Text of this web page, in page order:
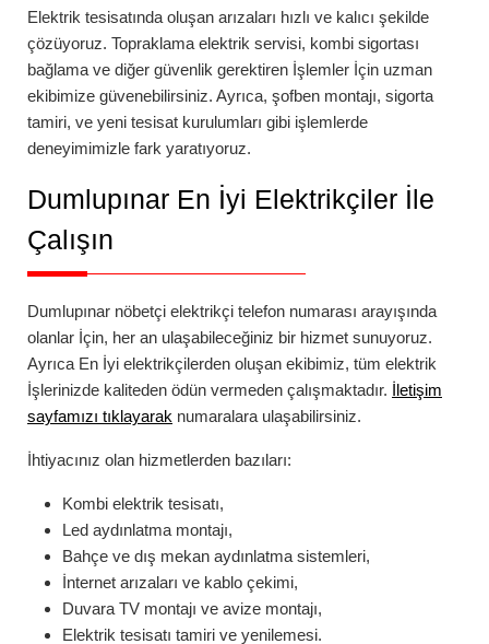
Elektrik tesisatında oluşan arızaları hızlı ve kalıcı şekilde
çözüyoruz. Topraklama elektrik servisi, kombi sigortası
bağlama ve diğer güvenlik gerektiren İşlemler İçin uzman
ekibimize güvenebilirsiniz. Ayrıca, şofben montajı, sigorta
tamiri, ve yeni tesisat kurulumları gibi işlemlerde
deneyimimizle fark yaratıyoruz.
Dumlupınar En İyi Elektrikçiler İle
Çalışın
Dumlupınar nöbetçi elektrikçi telefon numarası arayışında
olanlar İçin, her an ulaşabileceğiniz bir hizmet sunuyoruz.
Ayrıca En İyi elektrikçilerden oluşan ekibimiz, tüm elektrik
İşlerinizde kaliteden ödün vermeden çalışmaktadır. İletişim
sayfamızı tıklayarak numaralara ulaşabilirsiniz.
İhtiyacınız olan hizmetlerden bazıları:
Kombi elektrik tesisatı,
Led aydınlatma montajı,
Bahçe ve dış mekan aydınlatma sistemleri,
İnternet arızaları ve kablo çekimi,
Duvara TV montajı ve avize montajı,
Elektrik tesisatı tamiri ve yenilemesi.